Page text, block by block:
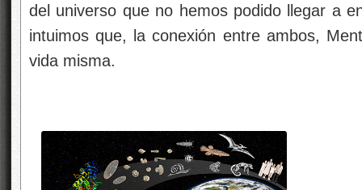
del universo que no hemos podido llegar a
intuimos que, la conexión entre ambos,
vida misma.